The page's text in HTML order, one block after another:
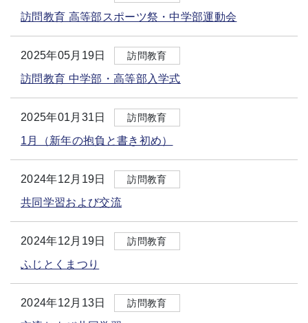
訪問教育 高等部スポーツ祭・中学部運動会
2025年05月19日 訪問教育
訪問教育 中学部・高等部入学式
2025年01月31日 訪問教育
1月（新年の抱負と書き初め）
2024年12月19日 訪問教育
共同学習および交流
2024年12月19日 訪問教育
ふじとくまつり
2024年12月13日 訪問教育